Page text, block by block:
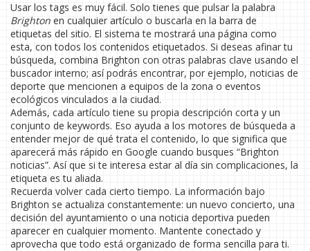
Usar los tags es muy fácil. Solo tienes que pulsar la palabra
Brighton en cualquier artículo o buscarla en la barra de
etiquetas del sitio. El sistema te mostrará una página como
esta, con todos los contenidos etiquetados. Si deseas afinar tu
búsqueda, combina Brighton con otras palabras clave usando el
buscador interno; así podrás encontrar, por ejemplo, noticias de
deporte que mencionen a equipos de la zona o eventos
ecológicos vinculados a la ciudad.
Además, cada artículo tiene su propia descripción corta y un
conjunto de keywords. Eso ayuda a los motores de búsqueda a
entender mejor de qué trata el contenido, lo que significa que
aparecerá más rápido en Google cuando busques “Brighton
noticias”. Así que si te interesa estar al día sin complicaciones, la
etiqueta es tu aliada.
Recuerda volver cada cierto tiempo. La información bajo
Brighton se actualiza constantemente: un nuevo concierto, una
decisión del ayuntamiento o una noticia deportiva pueden
aparecer en cualquier momento. Mantente conectado y
aprovecha que todo está organizado de forma sencilla para ti.